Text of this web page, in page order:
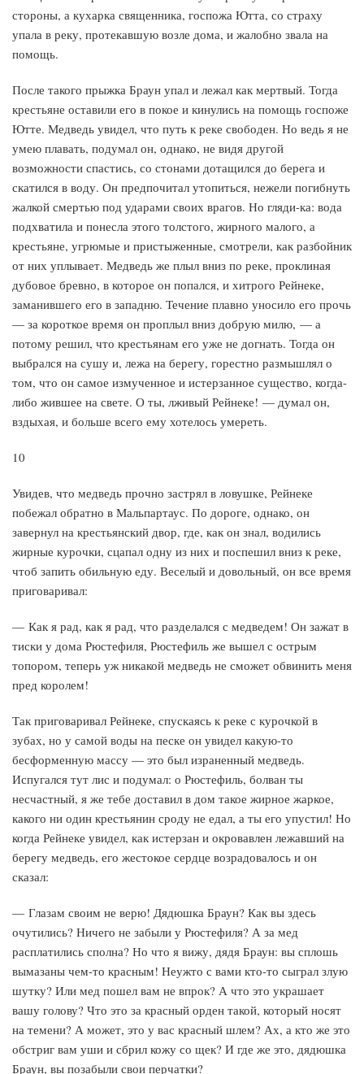
стороны, а кухарка священника, госпожа Ютта, со страху
упала в реку, протекавшую возле дома, и жалобно звала на
помощь.
После такого прыжка Браун упал и лежал как мертвый. Тогда
крестьяне оставили его в покое и кинулись на помощь госпоже
Ютте. Медведь увидел, что путь к реке свободен. Но ведь я не
умею плавать, подумал он, однако, не видя другой
возможности спастись, со стонами дотащился до берега и
скатился в воду. Он предпочитал утопиться, нежели погибнуть
жалкой смертью под ударами своих врагов. Но гляди-ка: вода
подхватила и понесла этого толстого, жирного малого, а
крестьяне, угрюмые и пристыженные, смотрели, как разбойник
от них уплывает. Медведь же плыл вниз по реке, проклиная
дубовое бревно, в которое он попался, и хитрого Рейнеке,
заманившего его в западню. Течение плавно уносило его прочь
— за короткое время он проплыл вниз добрую милю, — а
потому решил, что крестьянам его уже не догнать. Тогда он
выбрался на сушу и, лежа на берегу, горестно размышлял о
том, что он самое измученное и истерзанное существо, когда-
либо жившее на свете. О ты, лживый Рейнеке! — думал он,
вздыхая, и больше всего ему хотелось умереть.
10
Увидев, что медведь прочно застрял в ловушке, Рейнеке
побежал обратно в Мальпартаус. По дороге, однако, он
завернул на крестьянский двор, где, как он знал, водились
жирные курочки, сцапал одну из них и поспешил вниз к реке,
чтоб запить обильную еду. Веселый и довольный, он все время
приговаривал:
— Как я рад, как я рад, что разделался с медведем! Он зажат в
тиски у дома Рюстефиля, Рюстефиль же вышел с острым
топором, теперь уж никакой медведь не сможет обвинить меня
пред королем!
Так приговаривал Рейнеке, спускаясь к реке с курочкой в
зубах, но у самой воды на песке он увидел какую-то
бесформенную массу — это был израненный медведь.
Испугался тут лис и подумал: о Рюстефиль, болван ты
несчастный, я же тебе доставил в дом такое жирное жаркое,
какого ни один крестьянин сроду не едал, а ты его упустил! Но
когда Рейнеке увидел, как истерзан и окровавлен лежавший на
берегу медведь, его жестокое сердце возрадовалось и он
сказал:
— Глазам своим не верю! Дядюшка Браун? Как вы здесь
очутились? Ничего не забыли у Рюстефиля? А за мед
расплатились сполна? Но что я вижу, дядя Браун: вы сплошь
вымазаны чем-то красным! Неужто с вами кто-то сыграл злую
шутку? Или мед пошел вам не впрок? А что это украшает
вашу голову? Что это за красный орден такой, который носят
на темени? А может, это у вас красный шлем? Ах, а кто же это
обстриг вам уши и сбрил кожу со щек? И где же это, дядюшка
Браун, вы позабыли свои перчатки?